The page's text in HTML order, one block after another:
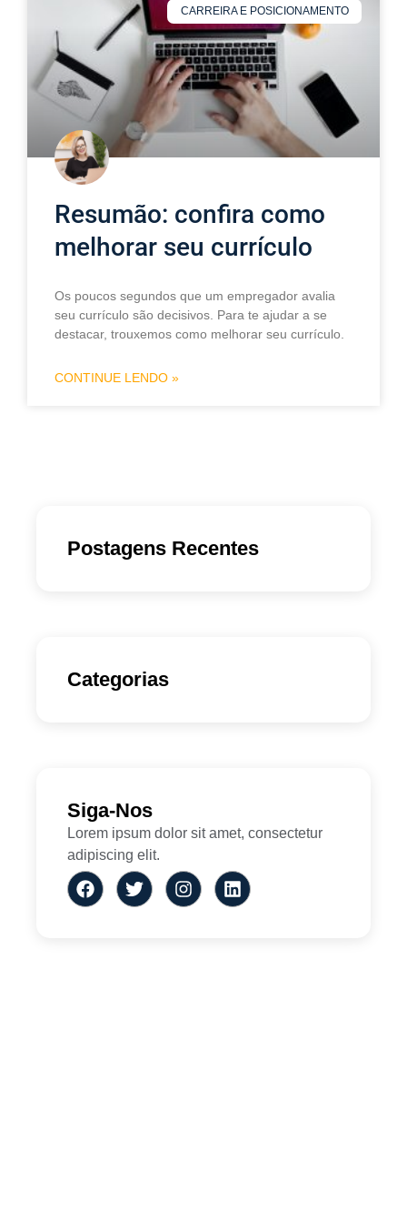
CARREIRA E POSICIONAMENTO
Resumão: confira como
melhorar seu currículo
Os poucos segundos que um empregador avalia
seu currículo são decisivos. Para te ajudar a se
destacar, trouxemos como melhorar seu currículo.
CONTINUE LENDO »
Postagens Recentes
Categorias
Siga-Nos
Lorem ipsum dolor sit amet, consectetur
adipiscing elit.